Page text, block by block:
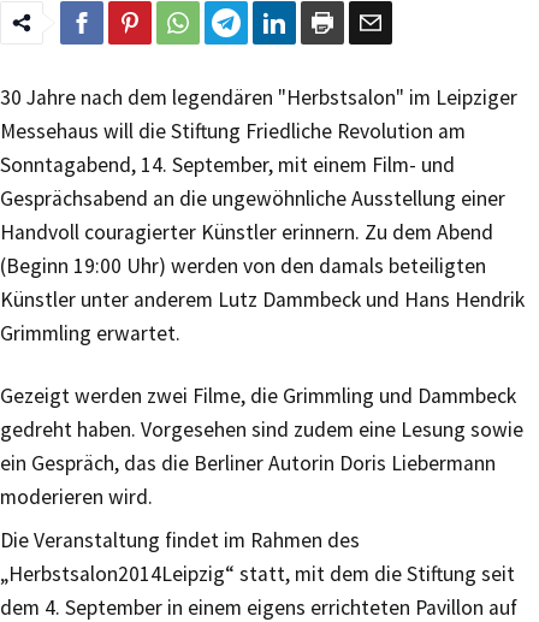
30 Jahre nach dem legendären "Herbstsalon" im Leipziger
Messehaus will die Stiftung Friedliche Revolution am
Sonntagabend, 14. September, mit einem Film- und
Gesprächsabend an die ungewöhnliche Ausstellung einer
Handvoll couragierter Künstler erinnern. Zu dem Abend
(Beginn 19:00 Uhr) werden von den damals beteiligten
Künstler unter anderem Lutz Dammbeck und Hans Hendrik
Grimmling erwartet.
Gezeigt werden zwei Filme, die Grimmling und Dammbeck
gedreht haben. Vorgesehen sind zudem eine Lesung sowie
ein Gespräch, das die Berliner Autorin Doris Liebermann
moderieren wird.
Die Veranstaltung findet im Rahmen des
„Herbstsalon2014Leipzig“ statt, mit dem die Stiftung seit
dem 4. September in einem eigens errichteten Pavillon auf